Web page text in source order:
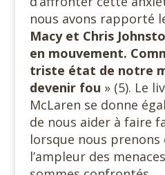
nous avons rapporté
Macy et Chris
en mouvement.
triste état de notre
devenir fou » (5). Le
McLaren se donne
de nous aider à faire
lorsque nous prenons
l’ampleur des